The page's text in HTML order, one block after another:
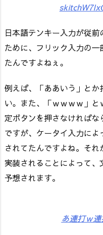
日本語テンキー入力が従
ために、フリック入力の
たんですよねぇ。
例えば、「ああいう」と
い。また、「ｗｗｗｗ」
定ボタンを押さなければ
ですが、ケータイ入力に
されてたんですよね。そ
実装されることによって
予想されます。
あ連打ｗ連